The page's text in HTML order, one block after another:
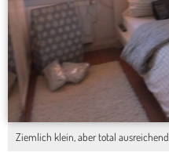
Ziemlich klein, aber total ausreichend.